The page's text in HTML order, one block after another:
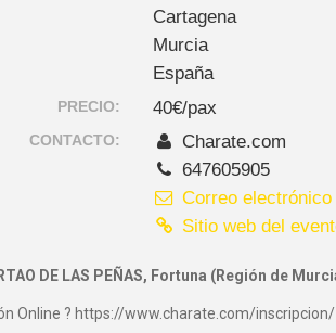
Cartagena
Murcia
España
PRECIO: 40€/pax
CONTACTO:
Charate.com
647605905
Correo electrónico
Sitio web del
DE LAS PEÑAS, Fortuna (Región de
Online ? https://www.charate.com/inscripcion/